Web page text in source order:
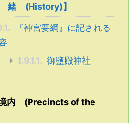
緒 (History)】
『神宮要綱』に記される
1.9.1.1. 御鹽殿神社
境内 (Precincts of the